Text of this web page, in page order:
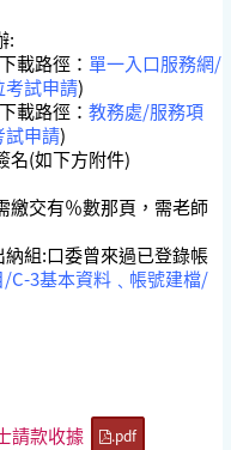
:
載路徑： 單一入口服務網/
試申請)
載路徑： 教務處/服務項
試申請)
名(如下方附件)
繳交有％數那頁，需老師
組:口委曾來過已登錄帳
C-3基本資料﹑帳號建檔/
請款收據 .pdf